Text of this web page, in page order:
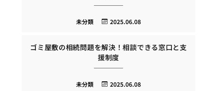
2025.06.08
未分類
ゴミ屋敷の相続問題を解決！相談できる窓口と支
援制度
2025.06.08
未分類